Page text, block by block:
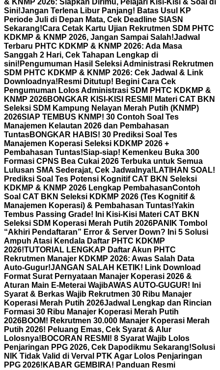
& KNMP 2026: Siapkan Dirimu, Pelajari Kisi-Kisi & Soal di
Sini!Jangan Terlena Libur Panjang! Batas Usul KP
Periode Juli di Depan Mata, Cek Deadline SIASN
Sekarang!Cara Cetak Kartu Ujian Rekrutmen SDM PHTC
KDKMP & KNMP 2026, Jangan Sampai Salah!Jadwal
Terbaru PHTC KDKMP & KNMP 2026: Ada Masa
Sanggah 2 Hari, Cek Tahapan Lengkap di
sini! Pengumuman Hasil Seleksi Administrasi Rekrutmen
SDM PHTC KDKMP & KNMP 2026: Cek Jadwal & Link
Downloadnya! Resmi Ditutup! Begini Cara Cek
Pengumuman Lolos Administrasi SDM PHTC KDKMP &
KNMP 2026BONGKAR KISI-KISI RESMI! Materi CAT BKN
Seleksi SDM Kampung Nelayan Merah Putih (KNMP)
2026SIAP TEMBUS KNMP! 30 Contoh Soal Tes
Manajemen Kelautan 2026 dan Pembahasan
TuntasBONGKAR HABIS! 30 Prediksi Soal Tes
Manajemen Koperasi Seleksi KDKMP 2026 +
Pembahasan Tuntas!Siap-siap! Kemenkeu Buka 300
Formasi CPNS Bea Cukai 2026 Terbuka untuk Semua
Lulusan SMA Sederajat, Cek Jadwalnya! LATIHAN SOAL!
Prediksi Soal Tes Potensi Kognitif CAT BKN Seleksi
KDKMP & KNMP 2026 Lengkap PembahasanContoh
Soal CAT BKN Seleksi KDKMP 2026 (Tes Kognitif &
Manajemen Koperasi) & Pembahasan Tuntas!Yakin
Tembus Passing Grade! Ini Kisi-Kisi Materi CAT BKN
Seleksi SDM Koperasi Merah Putih 2026PANIK Tombol
“Akhiri Pendaftaran” Error & Server Down? Ini 5 Solusi
Ampuh Atasi Kendala Daftar PHTC KDKMP
2026!TUTORIAL LENGKAP Daftar Akun PHTC
Rekrutmen Manajer KDKMP 2026: Awas Salah Data
Auto-Gugur!JANGAN SALAH KETIK! Link Download
Format Surat Pernyataan Manajer Koperasi 2026 &
Aturan Main E-Meterai WajibAWAS AUTO-GUGUR! Ini
Syarat & Berkas Wajib Rekrutmen 30 Ribu Manajer
Koperasi Merah Putih 2026Jadwal Lengkap dan Rincian
Formasi 30 Ribu Manajer Koperasi Merah Putih
2026BOOM! Rekrutmen 30.000 Manajer Koperasi Merah
Putih 2026! Peluang Emas, Cek Syarat & Alur
Lolosnya! BOCORAN RESMI! 8 Syarat Wajib Lolos
Penjaringan PPG 2026, Cek Dapodikmu Sekarang!Solusi
NIK Tidak Valid di Verval PTK Agar Lolos Penjaringan
PPG 2026! KABAR GEMBIRA! Panduan Resmi